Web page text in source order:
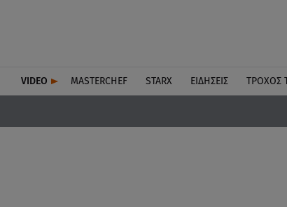
VIDEO MASTERCHEF STARX ΕΙΔΉΣΕΙΣ ΤΡΟΧΌΣ